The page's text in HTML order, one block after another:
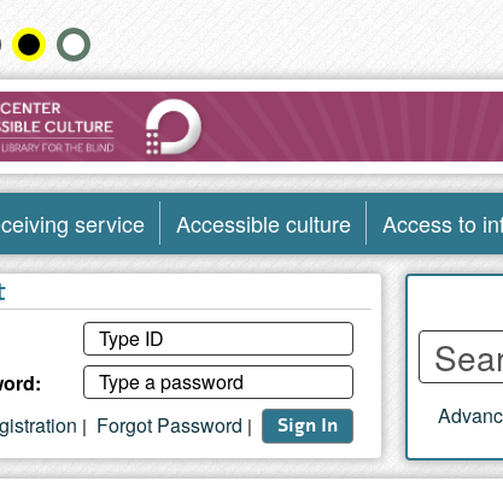
service Accessible culture Access to
Sign In
|
Forgot Password
|
Enter
words
to
search
catalog